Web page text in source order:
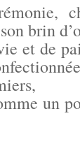
brin
et de
un